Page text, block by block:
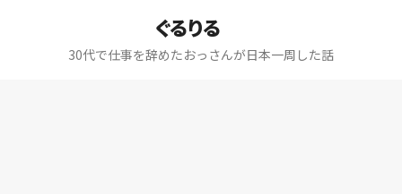
ぐるりる
30代で仕事を辞めたおっさんが日本一周した話